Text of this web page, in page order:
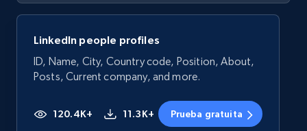
LinkedIn people profiles
ID, Name, City, Country code, Position, About,
Posts, Current company, and more.
120.4K+ 11.3K+ Prueba gratuita